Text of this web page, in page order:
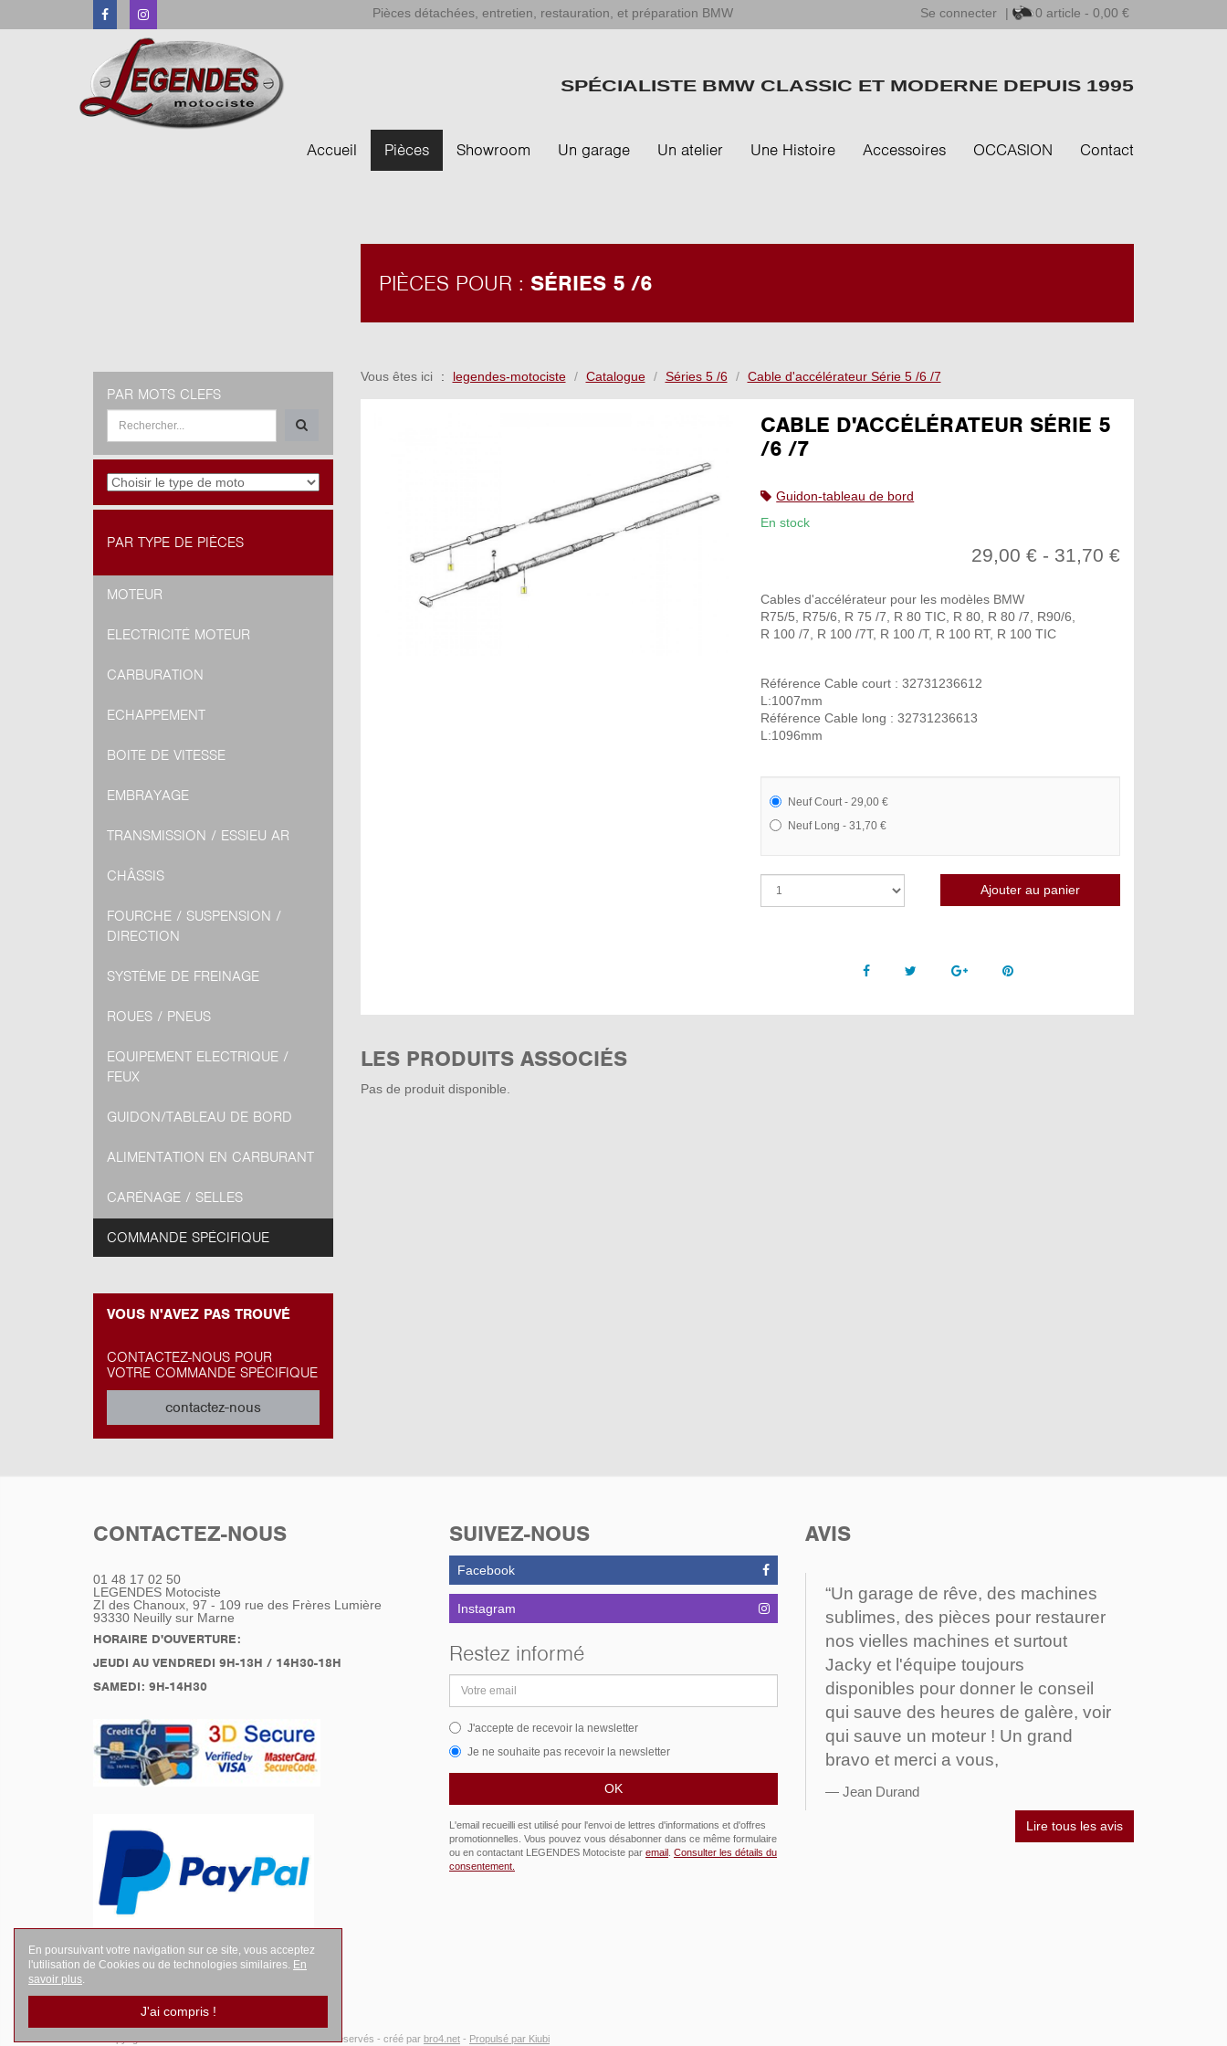
FacebookInstagram Pièces détachées, entretien, restauration, et préparation BMW Se connecter | 0 article - 0,00 €
SPÉCIALISTE BMW CLASSIC ET MODERNE DEPUIS 1995
Accueil Pièces Showroom Un garage Un atelier Une Histoire Accessoires OCCASION Contact
PIÈCES POUR : SÉRIES 5 /6
Vous êtes ici legendes-motociste Catalogue Séries 5 /6 Cable d'accélérateur Série 5 /6 /7
CABLE D'ACCÉLÉRATEUR SÉRIE 5
/6 /7
Guidon-tableau de bord
En stock
29,00 € - 31,70 €
Cables d'accélérateur pour les modèles BMW
R75/5, R75/6, R 75 /7, R 80 TIC, R 80, R 80 /7, R90/6,
R 100 /7, R 100 /7T, R 100 /T, R 100 RT, R 100 TIC
Référence Cable court : 32731236612
L:1007mm
Référence Cable long : 32731236613
L:1096mm
Neuf Court - 29,00 €
Neuf Long - 31,70 €
Facebook Twitter Google +Pinterest
LES PRODUITS ASSOCIÉS
Pas de produit disponible.
PAR MOTS CLEFS
PAR TYPE DE PIÈCES
MOTEUR
ELECTRICITÉ MOTEUR
CARBURATION
ECHAPPEMENT
BOITE DE VITESSE
EMBRAYAGE
TRANSMISSION / ESSIEU AR
CHÂSSIS
FOURCHE / SUSPENSION /
DIRECTION
SYSTÈME DE FREINAGE
ROUES / PNEUS
EQUIPEMENT ELECTRIQUE /
FEUX
GUIDON/TABLEAU DE BORD
ALIMENTATION EN CARBURANT
CARÉNAGE / SELLES
COMMANDE SPÉCIFIQUE
VOUS N'AVEZ PAS TROUVÉ
CONTACTEZ-NOUS POUR
VOTRE COMMANDE SPÉCIFIQUE
contactez-nous
CONTACTEZ-NOUS
01 48 17 02 50
LEGENDES Motociste
ZI des Chanoux, 97 - 109 rue des Frères Lumière
93330 Neuilly sur Marne
HORAIRE D'OUVERTURE:
JEUDI AU VENDREDI 9H-13H / 14H30-18H
SAMEDI: 9H-14H30
SUIVEZ-NOUS
Facebook
Instagram
Restez informé
email
J'accepte de recevoir la newsletter
Je ne souhaite pas recevoir la newsletter
L'email recueilli est utilisé pour l'envoi de lettres d'informations et d'offres
promotionnelles. Vous pouvez vous désabonner dans ce même formulaire
ou en contactant LEGENDES Motociste par email Consulter les détails du
consentement.
AVIS
“Un garage de rêve, des machines
sublimes, des pièces pour restaurer
nos vielles machines et surtout
Jacky et l'équipe toujours
disponibles pour donner le conseil
qui sauve des heures de galère, voir
qui sauve un moteur ! Un grand
bravo et merci a vous,
Jean Durand
Lire tous les avis
- Tous droits réservés - créé par bro4.net - Propulsé par Kiubi
En poursuivant votre navigation sur ce site, vous acceptez
l'utilisation de Cookies ou de technologies similaires. En
savoir plus
J'ai compris !